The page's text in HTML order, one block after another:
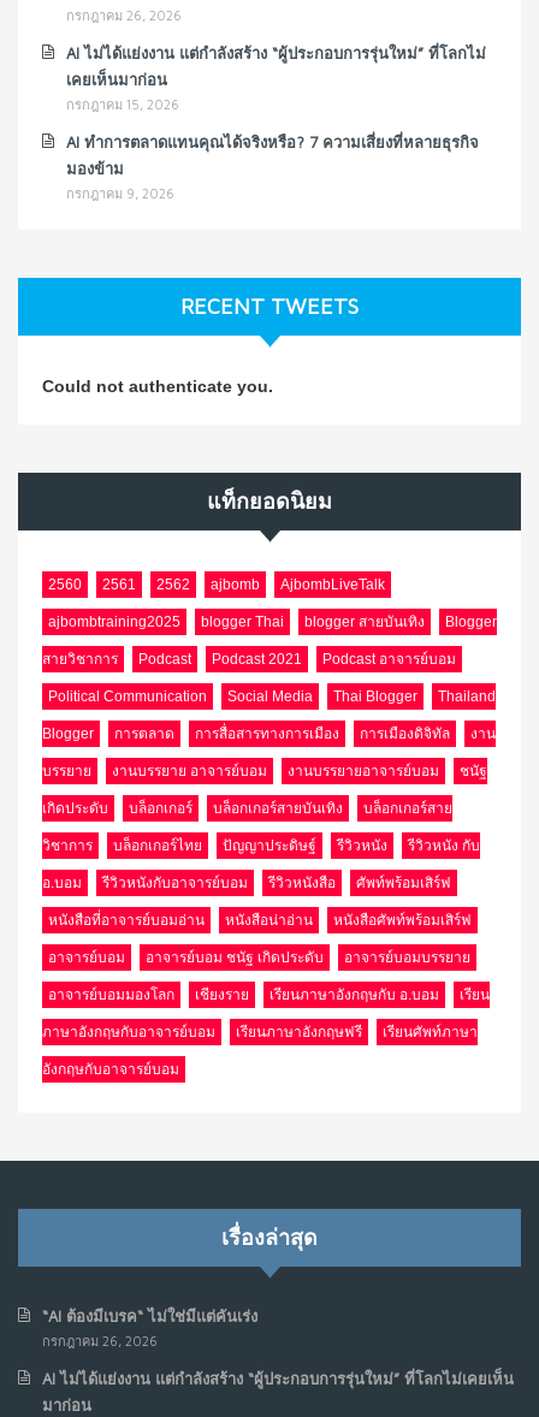
กรกฎาคม 26, 2026
AI ไม่ได้แย่งงาน แต่กำลังสร้าง “ผู้ประกอบการรุ่นใหม่” ที่โลกไม่
เคยเห็นมาก่อน
กรกฎาคม 15, 2026
AI ทำการตลาดแทนคุณได้จริงหรือ? 7 ความเสี่ยงที่หลายธุรกิจ
มองข้าม
กรกฎาคม 9, 2026
RECENT TWEETS
Could not authenticate you.
แท็กยอดนิยม
2560 2561 2562 ajbomb AjbombLiveTalk
ajbombtraining2025 blogger Thai blogger สายบันเทิง Blogger
สายวิชาการ Podcast Podcast 2021 Podcast อาจารย์บอม
Political Communication Social Media Thai Blogger Thailand
Blogger การตลาด การสื่อสารทางการเมือง การเมืองดิจิทัล งาน
บรรยาย งานบรรยาย อาจารย์บอม งานบรรยายอาจารย์บอม ชนัฐ
เกิดประดับ บล็อกเกอร์ บล็อกเกอร์สายบันเทิง บล็อกเกอร์สาย
วิชาการ บล็อกเกอร์ไทย ปัญญาประดิษฐ์ รีวิวหนัง รีวิวหนัง กับ
อ.บอม รีวิวหนังกับอาจารย์บอม รีวิวหนังสือ ศัพท์พร้อมเสิร์ฟ
หนังสือที่อาจารย์บอมอ่าน หนังสือน่าอ่าน หนังสือศัพท์พร้อมเสิร์ฟ
อาจารย์บอม อาจารย์บอม ชนัฐ เกิดประดับ อาจารย์บอมบรรยาย
อาจารย์บอมมองโลก เชียงราย เรียนภาษาอังกฤษกับ อ.บอม เรียน
ภาษาอังกฤษกับอาจารย์บอม เรียนภาษาอังกฤษฟรี เรียนศัพท์ภาษา
อังกฤษกับอาจารย์บอม
เรื่องล่าสุด
“AI ต้องมีเบรค“ ไม่ใช่มีแต่คันเร่ง
กรกฎาคม 26, 2026
AI ไม่ได้แย่งงาน แต่กำลังสร้าง “ผู้ประกอบการรุ่นใหม่” ที่โลกไม่เคยเห็น
มาก่อน